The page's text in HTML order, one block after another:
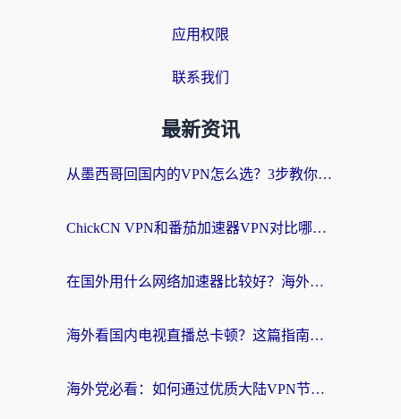
应用权限
联系我们
最新资讯
从墨西哥回国内的VPN怎么选？3步教你无缝刷剧、玩国服游戏
ChickCN VPN和番茄加速器VPN对比哪个回国效果更好？海外党亲测后的真实答案
在国外用什么网络加速器比较好？海外党亲测：从痛点到解决方案的全攻略
海外看国内电视直播总卡顿？这篇指南教你选对回国加速器，无缝追剧不发愁
海外党必看：如何通过优质大陆VPN节点无缝访问国内资源？